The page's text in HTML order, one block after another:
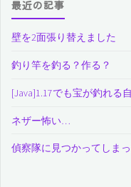
最近の記事
壁を2面張り替えました
釣り竿を釣る？作る？
[Java]1.17でも宝が釣れる
ネザー怖い…
偵察隊に見つかってしまっ